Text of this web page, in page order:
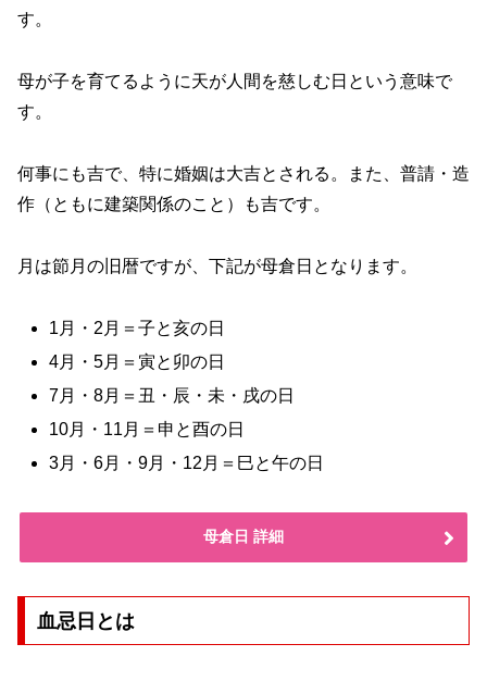
す。
母が子を育てるように天が人間を慈しむ日という意味で
す。
何事にも吉で、特に婚姻は大吉とされる。また、普請・造
作（ともに建築関係のこと）も吉です。
月は節月の旧暦ですが、下記が母倉日となります。
1月・2月＝子と亥の日
4月・5月＝寅と卯の日
7月・8月＝丑・辰・未・戌の日
10月・11月＝申と酉の日
3月・6月・9月・12月＝巳と午の日
母倉日 詳細
血忌日とは